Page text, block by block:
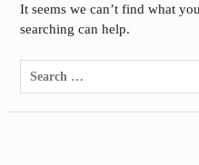
It seems we can’t find what
searching can help.
Search
for: